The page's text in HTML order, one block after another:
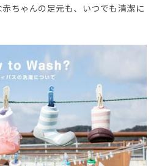
ちゃんの足元も、いつでも清潔に